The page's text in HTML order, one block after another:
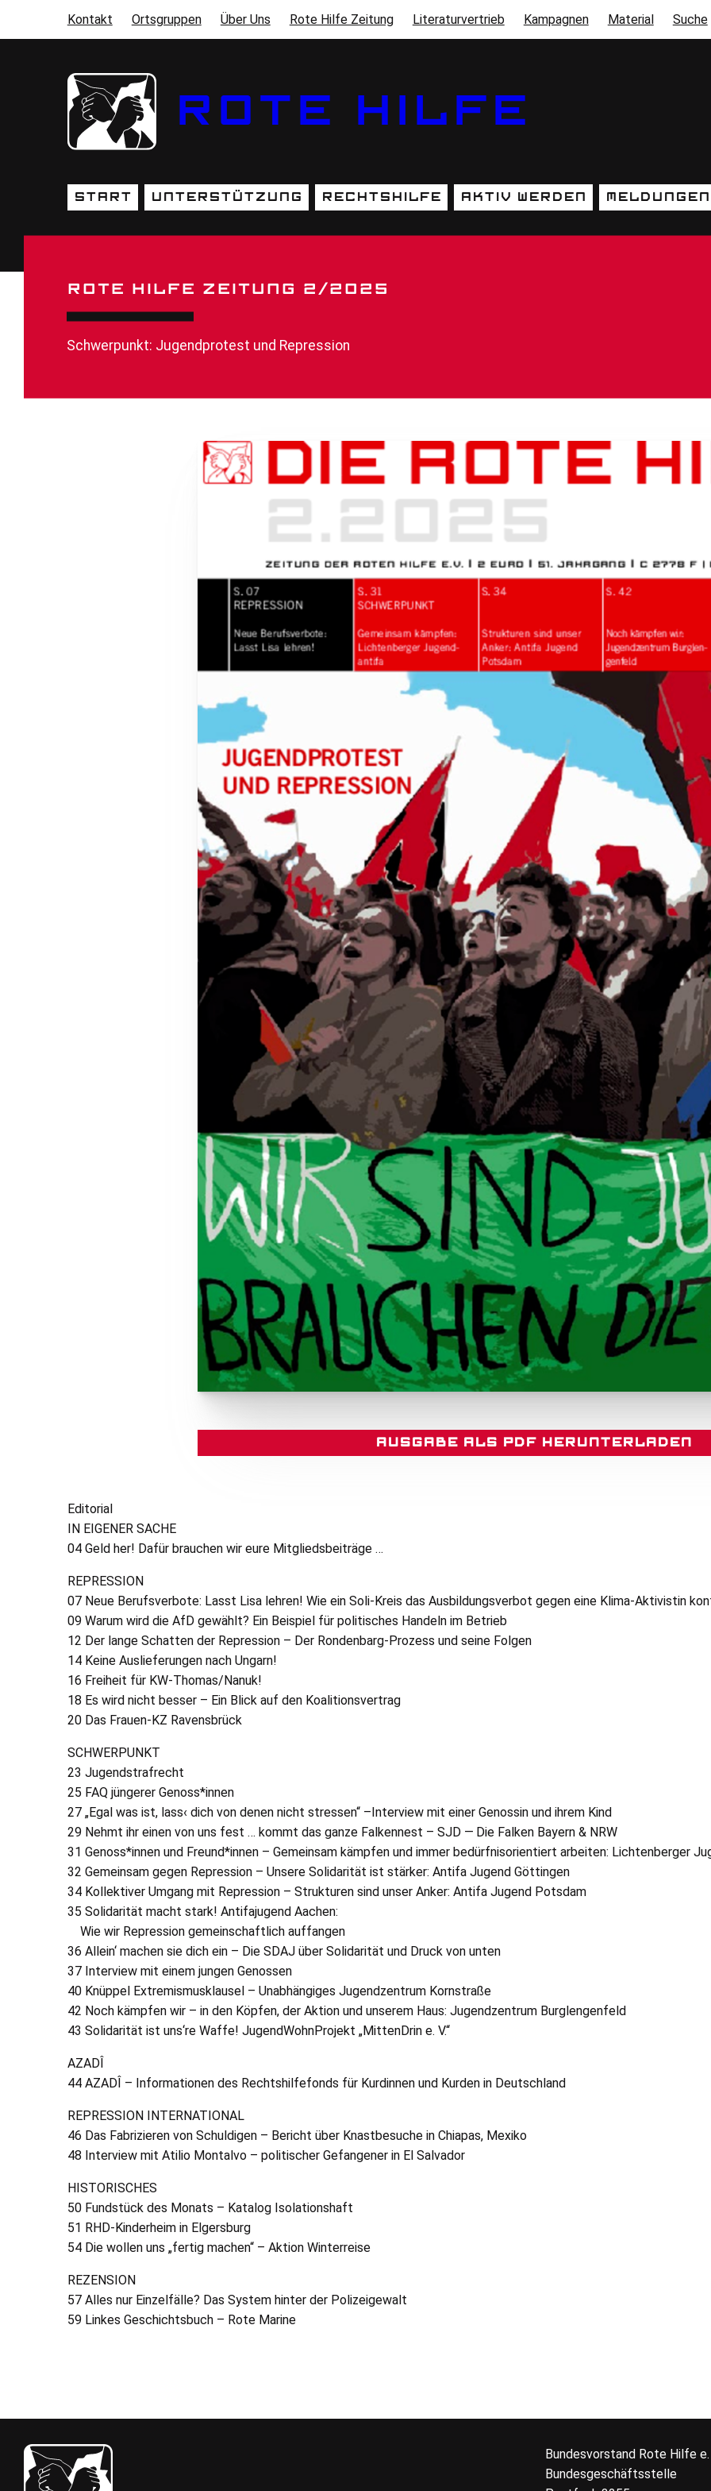
SEKUNDÄRMENÜ
Kontakt Ortsgruppen Über Uns Rote Hilfe Zeitung Literaturvertrieb Kampagnen Material Suche
ROTE HILFE
Start Unterstützung Rechtshilfe Aktiv werden Meldungen
ROTE HILFE ZEITUNG 2/2025
Schwerpunkt: Jugendprotest und Repression
Ausgabe als PDF herunterladen
Editorial
IN EIGENER SACHE
04 Geld her! Dafür brauchen wir eure Mitgliedsbeiträge …
REPRESSION
07 Neue Berufsverbote: Lasst Lisa lehren! Wie ein Soli-Kreis das Ausbildungsverbot gegen eine Klima-Aktivistin
09 Warum wird die AfD gewählt? Ein Beispiel für politisches Handeln im Betrieb
12 Der lange Schatten der Repression – Der Rondenbarg-Prozess und seine Folgen
14 Keine Auslieferungen nach Ungarn!
16 Freiheit für KW-Thomas/Nanuk!
18 Es wird nicht besser – Ein Blick auf den Koalitionsvertrag
20 Das Frauen-KZ Ravensbrück
SCHWERPUNKT
23 Jugendstrafrecht
25 FAQjüngerer Genoss*innen
27 „Egal was ist, lass‹ dich von denen nicht stressen“ –Interview mit einer Genossin und ihrem Kind
29 Nehmt ihr einen von uns fest … kommt das ganze Falkennest – SJD— Die Falken Bayern & NRW
31 Genoss*innen und Freund*innen – Gemeinsam kämpfen und immer bedürfnisorientiert arbeiten: Lichtenberger
32 Gemeinsam gegen Repression – Unsere Solidarität ist stärker: Antifa Jugend Göttingen
34 Kollektiver Umgang mit Repression – Strukturen sind unser Anker: Antifa Jugend Potsdam
35 Solidarität macht stark! Antifajugend Aachen:
Wie wir Repression gemeinschaftlich auffangen
36 Allein‘ machen sie dich ein – Die SDAJüber Solidarität und Druck von unten
37 Interview mit einem jungen Genossen
40 Knüppel Extremismusklausel – Unabhängiges Jugendzentrum Kornstraße
42 Noch kämpfen wir – in den Köpfen, der Aktion und unserem Haus: Jugendzentrum Burglengenfeld
43 Solidarität ist uns‘re Waffe! JugendWohnProjekt „MittenDrin e. V.“
AZADÎ
44 AZADÎ – Informationen des Rechtshilfefonds für Kurdinnen und Kurden in Deutschland
REPRESSION INTERNATIONAL
46 Das Fabrizieren von Schuldigen – Bericht über Knastbesuche in Chiapas, Mexiko
48 Interview mit Atilio Montalvo – politischer Gefangener in El Salvador
HISTORISCHES
50 Fundstück des Monats – Katalog Isolationshaft
51 RHD-Kinderheim in Elgersburg
54 Die wollen uns „fertig machen“ – Aktion Winterreise
REZENSION
57 Alles nur Einzelfälle? Das System hinter der Polizeigewalt
59 Linkes Geschichtsbuch – Rote Marine
Bundesvorstand Rote Hilfe
Bundesgeschäftsstelle